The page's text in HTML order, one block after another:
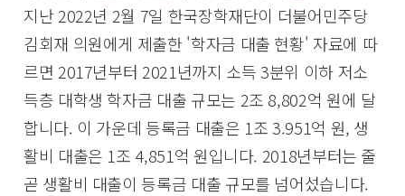
지난 2022년 2월 7일 한국장학재단이 더불어민주당
김회재 의원에게 제출한 '학자금 대출 현황' 자료에 따
르면 2017년부터 2021년까지 소득 3분위 이하 저소
득층 대학생 학자금 대출 규모는 2조 8,802억 원에 달
합니다. 이 가운데 등록금 대출은 1조 3.951억 원, 생
활비 대출은 1조 4,851억 원입니다. 2018년부터는 줄
곧 생활비 대출이 등록금 대출 규모를 넘어섰습니다.